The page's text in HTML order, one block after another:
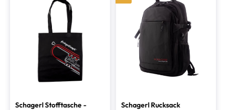
Schagerl Stofftasche -
Schagerl Rucksack